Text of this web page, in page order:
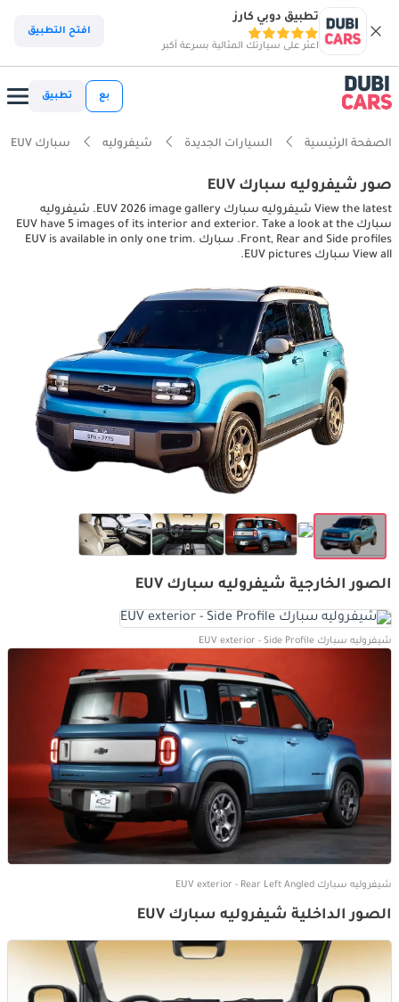
تطبيق دوبي كارز
اعثر على سيارتك المثالية بسرعة أكبر
افتح التطبيق
بع تطبيق
الصفحة الرئيسية السيارات الجديدة شيفروليه سبارك EUV
صور شيفروليه سبارك EUV
View the latest شيفروليه سبارك EUV 2026 image gallery. شيفروليه
سبارك EUV have 5 images of its interior and exterior. Take a look at the
Front, Rear and Side profiles. سبارك EUV is available in only one trim.
View all سبارك EUV pictures.
الصور الخارجية شيفروليه سبارك EUV
شيفروليه سبارك EUV exterior - Side Profile
شيفروليه سبارك EUV exterior - Rear Left Angled
الصور الداخلية شيفروليه سبارك EUV